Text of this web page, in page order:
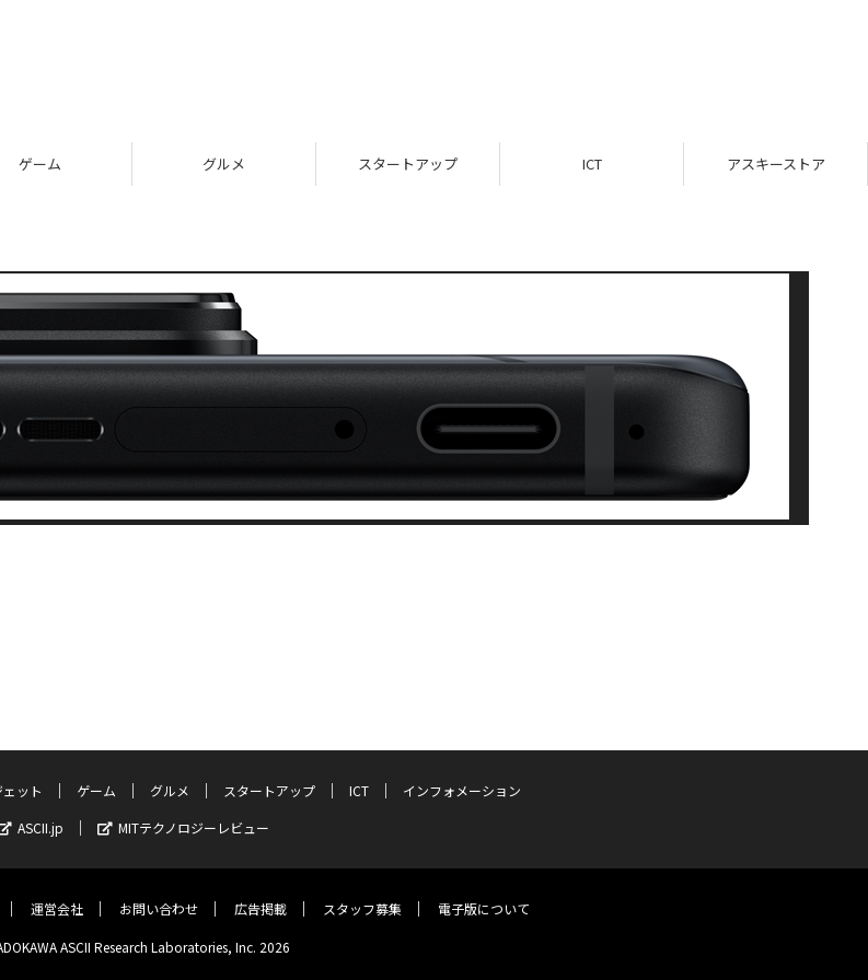
ゲーム グルメ スタートアップ ICT アスキーストア
ット ゲーム グルメ スタートアップ ICT
インフォメーション
ASCII.jp
MITテクノロジーレビュー
運営会社 お問い合わせ 広告掲載 スタッフ募集 電子版について
ASCII Research Laboratories, Inc. 2026